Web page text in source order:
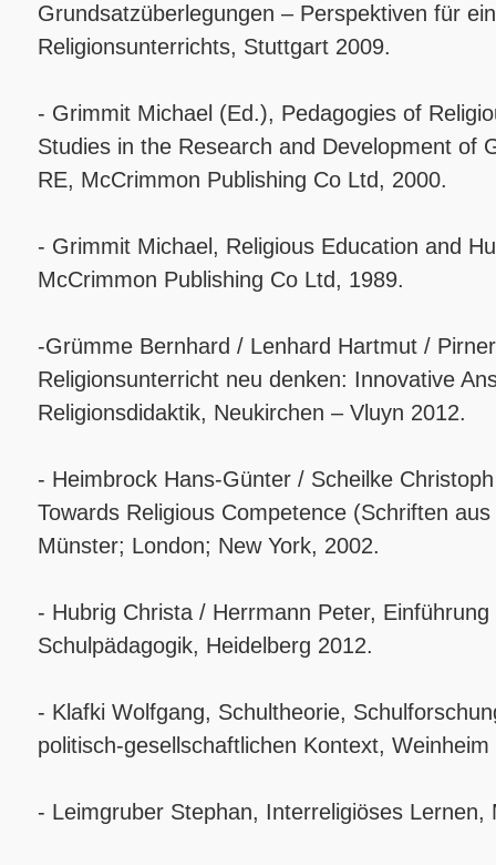
Grundsatzüberlegungen – Perspektiven für
Religionsunterrichts, Stuttgart 2009.
- Grimmit Michael (Ed.), Pedagogies of
Studies in the Research and Development of
RE, McCrimmon Publishing Co Ltd, 2000.
- Grimmit Michael, Religious Education and
McCrimmon Publishing Co Ltd, 1989.
-Grümme Bernhard / Lenhard Hartmut /
Religionsunterricht neu denken: Innovative
Religionsdidaktik, Neukirchen – Vluyn 2012.
- Heimbrock Hans-Günter / Scheilke
Towards Religious Competence (Schriften
Münster; London; New York, 2002.
- Hubrig Christa / Herrmann Peter,
Schulpädagogik, Heidelberg 2012.
- Klafki Wolfgang, Schultheorie,
politisch-gesellschaftlichen Kontext,
- Leimgruber Stephan, Interreligiöses Lernen,